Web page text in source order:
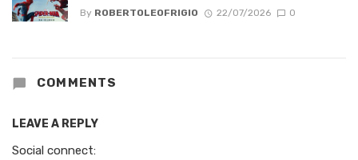
By ROBERTOLEOFRIGIO 22/07/2026 0
COMMENTS
LEAVE A REPLY
Social connect: